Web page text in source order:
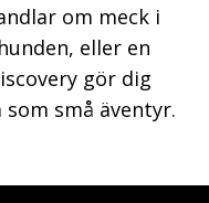
om meck i
eller en
gör dig
små äventyr.